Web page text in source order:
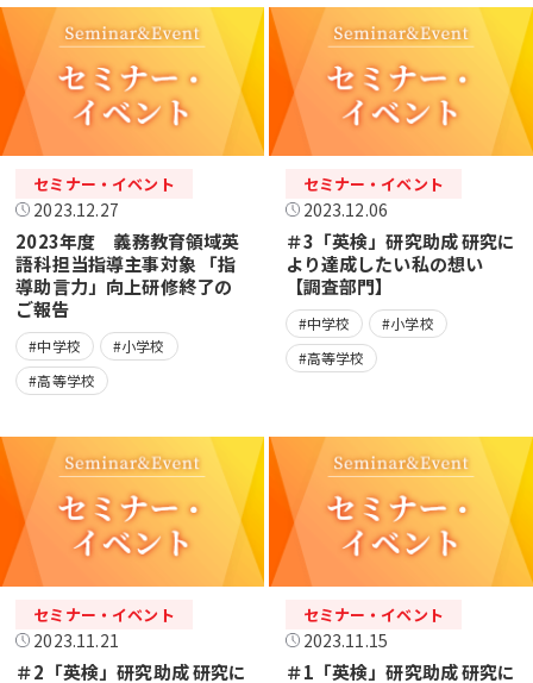
セミナー・イベント
2023.12.27
2023年度 義務教育領域英
語科担当指導主事対象 「指
導助言力」向上研修終了の
ご報告
#中学校
#小学校
#高等学校
セミナー・イベント
2023.12.06
＃3「英検」研究助成 研究に
より達成したい私の想い
【調査部門】
#中学校
#小学校
#高等学校
セミナー・イベント
2023.11.21
＃2「英検」研究助成 研究に
セミナー・イベント
2023.11.15
＃1「英検」研究助成 研究に